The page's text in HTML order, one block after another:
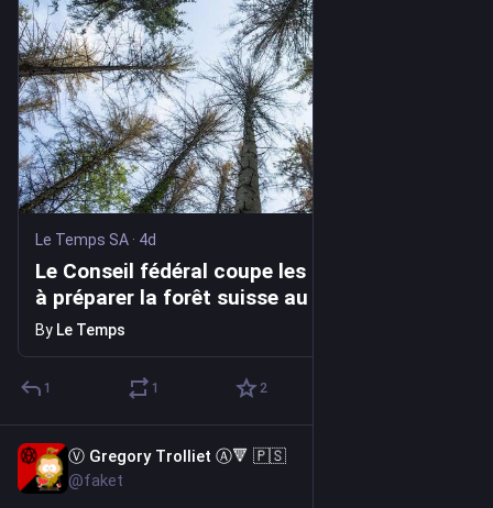
Le Temps SA · 4d
Le Conseil fédéral coupe les fonds destinés
à préparer la forêt suisse au changement
climatique
By Le Temps
1 1 2
Ⓥ Gregory Trolliet Ⓐ🔻 🇵🇸
@faket